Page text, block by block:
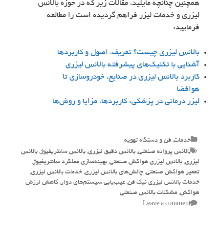
همچنین چنانچه مایلید، مقالات زیر که در حوزه بالانس
لیزری و خدمات لیزر فراهم گردیده است را مطالعه
فرمایید:
بالانس لیزری چیست؟ تعریف، اصول و کاربردها
آشنایی با تکنیک‌های پیشرفته بالانس لیزری
کاربرد بالانس لیزری در صنایع، خودروسازی تا
هوافضا
لیزر درمانی در پزشکی: کاربردها، مزایا و روش‌ها
Categories
خدمات, فن و دستگاه تهویه
Tags
بالانس پروانه صنعتی, بالانس دقیق لیزری, بالانس سانتریفیوژ, بالانس
لیزری, بالانس لیزری هواکش صنعتی, بهینه‌سازی عملکرد سانتریفیوژ,
تعمیر هواکش صنعتی, چالش‌های بالانس لیزری, خدمات بالانس لیزری,
خدمات بالانس لیزری نیک فن, عیب‌یابی سیستم‌های دوار, کاهش لرزش
هواکش, مشکلات بالانس صنعتی
Leave a comment